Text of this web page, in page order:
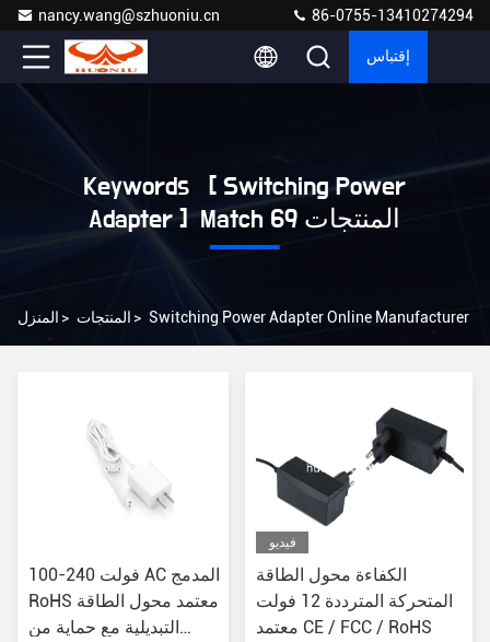
nancy.wang@szhuoniu.cn 86-0755-13410274294
إقتباس
Keywords [ Switching Power
Adapter ] Match 69 المنتجات
المنزل > المنتجات > Switching Power Adapter Online Manufacturer
100-240 فولت AC المدمج
RoHS معتمد محول الطاقة
التبديلية مع حماية من
فيديو
الكفاءة محول الطاقة
المتحركة المترددة 12 فولت
معتمد CE / FCC / RoHS